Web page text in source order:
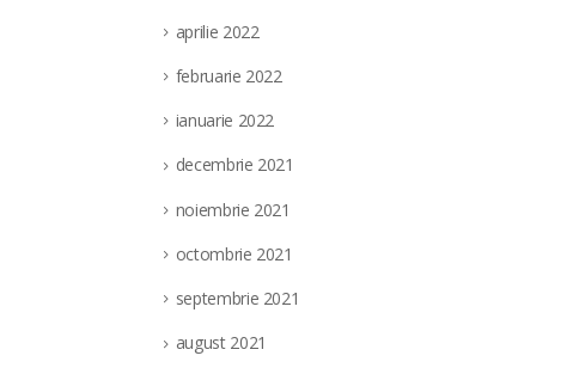
aprilie 2022
februarie 2022
ianuarie 2022
decembrie 2021
noiembrie 2021
octombrie 2021
septembrie 2021
august 2021